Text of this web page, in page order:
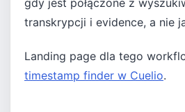
gdy jest połączone z
transkrypcji i evidence, a nie
Landing page dla tego
timestamp finder w Cuelio.